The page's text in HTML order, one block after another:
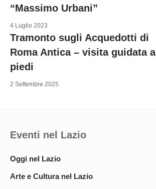
“Massimo Urbani”
4 Luglio 2023
Tramonto sugli Acquedotti di
Roma Antica – visita guidata a
piedi
2 Settembre 2025
Eventi nel Lazio
Oggi nel Lazio
Arte e Cultura nel Lazio